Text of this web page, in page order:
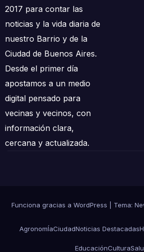
2017 para contar las
noticias y la vida diaria de
nuestro Barrio y de la
Ciudad de Buenos Aires.
Desde el primer día
apostamos a un medio
digital pensado para
vecinas y vecinos, con
información clara,
cercana y actualizada.
Funciona gracias a WordPress Tema:
AgronomÍaCiudadNoticias Destacadas
EducaciónCultura